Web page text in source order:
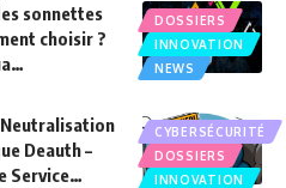
DOSSIERS
INNOVATION
NEWS
sonnettes
choisir ?
CYBERSÉCURITÉ
DOSSIERS
INNOVATION
Deauth –
Service…